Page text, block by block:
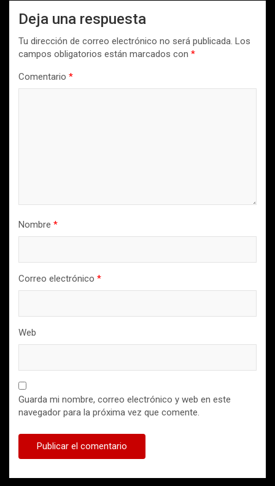
Deja una respuesta
Tu dirección de correo electrónico no será publicada. Los
campos obligatorios están marcados con *
Comentario *
Nombre *
Correo electrónico *
Web
Guarda mi nombre, correo electrónico y web en este
navegador para la próxima vez que comente.